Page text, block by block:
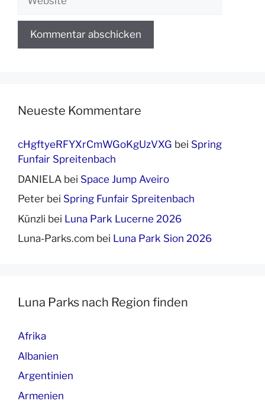
Neueste Kommentare
cHgftyeRFYXrCmWGoKgUzVXG bei Spring
Funfair Spreitenbach
DANIELA bei Space Jump Aveiro
Peter bei Spring Funfair Spreitenbach
Künzli bei Luna Park Lucerne 2026
Luna-Parks.com bei Luna Park Sion 2026
Luna Parks nach Region finden
Afrika
Albanien
Argentinien
Armenien